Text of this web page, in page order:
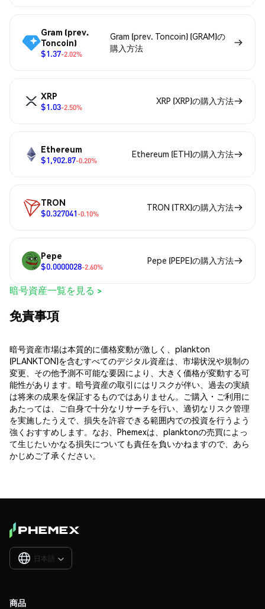
Gram (prev.
Toncoin)
$1.37-2.02%
Gram (prev. Toncoin) (GRAM)の
購入方法
XRP
$1.03-2.50%
XRP (XRP)の購入方法
Ethereum
$1,902.87-0.20%
Ethereum (ETH)の購入方法
TRON
$0.327041-0.10%
TRON (TRX)の購入方法
Pepe
$0.0000028-2.60%
Pepe (PEPE)の購入方法
暗号資産一覧を見る >
免責事項
暗号資産市場は本質的に価格変動が激しく、plankton
(PLANKTON)を含むすべてのデジタル資産は、市場状況や規制の
変更、その他予測不可能な要因により、大きく価格が変動する可
能性があります。暗号資産の取引にはリスクが伴い、過去の実績
は将来の成果を保証するものではありません。ご購入・ご利用に
あたっては、ご自身で十分なリサーチを行い、適切なリスク管理
を実施したうえで、損失を許容できる範囲内での投資を行うよう
強くおすすめします。なお、Phemexは、planktonの売買によっ
て生じたいかなる損失についても責任を負いかねますので、あら
かじめご了承ください。
日本語 
商品